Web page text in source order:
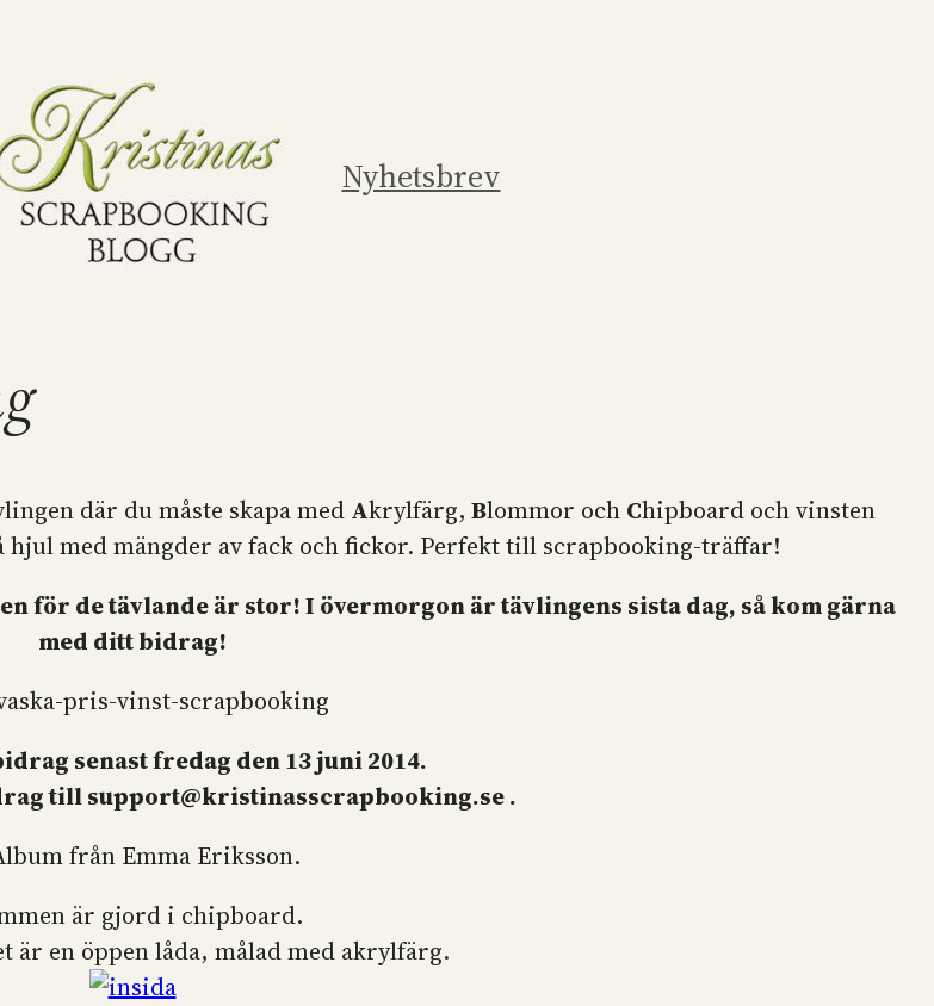
Nyhetsbrev
där du måste skapa med Akrylfärg, Blommor och Chipboard och vinsten
hjul med mängder av fack och fickor. Perfekt till scrapbooking-träffar!
för de tävlande är stor! I övermorgon är tävlingens sista dag, så kom gärna
med ditt bidrag!
senast fredag den 13 juni 2014.
tillsupport@kristinasscrapbooking.se.
från Emma Eriksson.
är gjord i chipboard.
är en öppen låda, målad med akrylfärg.